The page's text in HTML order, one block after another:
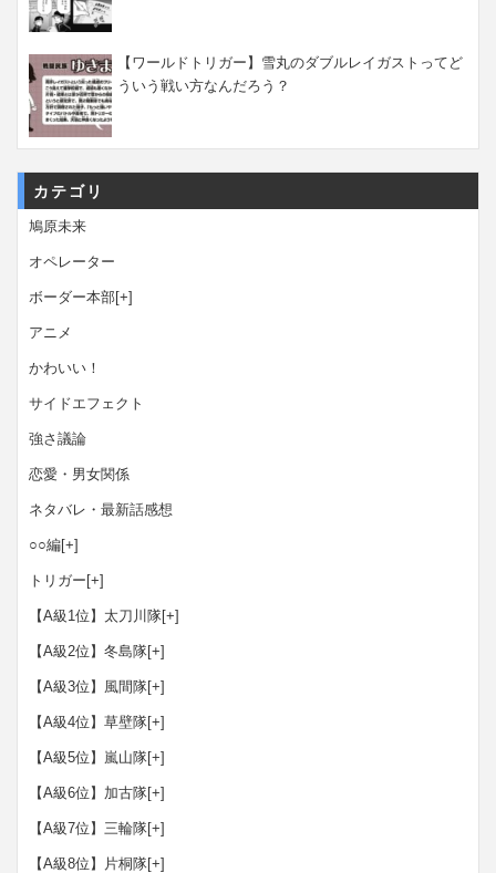
【ワールドトリガー】雪丸のダブルレイガストってど
ういう戦い方なんだろう？
カテゴリ
鳩原未来
オペレーター
ボーダー本部[+]
アニメ
かわいい！
サイドエフェクト
強さ議論
恋愛・男女関係
ネタバレ・最新話感想
○○編[+]
トリガー [+]
【A級1位】太刀川隊[+]
【A級2位】冬島隊[+]
【A級3位】風間隊[+]
【A級4位】草壁隊[+]
【A級5位】嵐山隊[+]
【A級6位】加古隊[+]
【A級7位】三輪隊[+]
【A級8位】片桐隊[+]